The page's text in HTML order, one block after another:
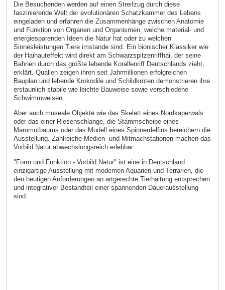
Die Besuchenden werden auf einen Streifzug durch diese
faszinierende Welt der evolutionären Schatzkammer des Lebens
eingeladen und erfahren die Zusammenhänge zwischen Anatomie
und Funktion von Organen und Organismen, welche material- und
energiesparenden Ideen die Natur hat oder zu welchen
Sinnesleistungen Tiere imstande sind. Ein bionischer Klassiker wie
der Haihauteffekt wird direkt am Schwarzspitzenriffhai, der seine
Bahnen durch das größte lebende Korallenriff Deutschlands zieht,
erklärt. Quallen zeigen ihren seit Jahrmillionen erfolgreichen
Bauplan und lebende Krokodile und Schildkröten demonstrieren ihre
erstaunlich stabile wie leichte Bauweise sowie verschiedene
Schwimmweisen.
Aber auch museale Objekte wie das Skelett eines Nordkaperwals
oder das einer Riesenschlange, die Stammscheibe eines
Mammutbaums oder das Modell eines Spinnerdelfins bereichern die
Ausstellung. Zahlreiche Medien- und Mitmachstationen machen das
Vorbild Natur abwechslungsreich erlebbar.
"Form und Funktion - Vorbild Natur" ist eine in Deutschland
einzigartige Ausstellung mit modernen Aquarien und Terrarien, die
den heutigen Anforderungen an artgerechte Tierhaltung entsprechen
und integrativer Bestandteil einer spannenden Dauerausstellung
sind.